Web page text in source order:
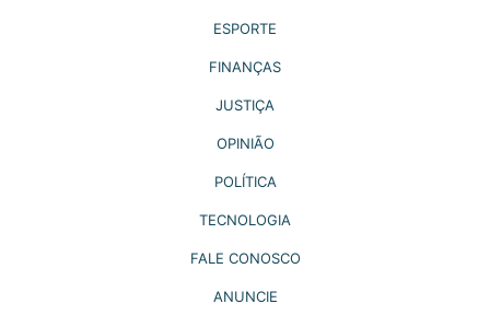
ESPORTE
FINANÇAS
JUSTIÇA
OPINIÃO
POLÍTICA
TECNOLOGIA
FALE CONOSCO
ANUNCIE